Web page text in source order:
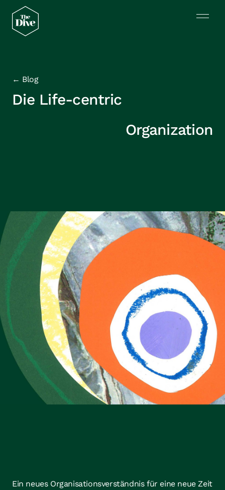
← Blog
Die Life-centric
Organization
Ein neues Organisationsverständnis für eine neue Zeit